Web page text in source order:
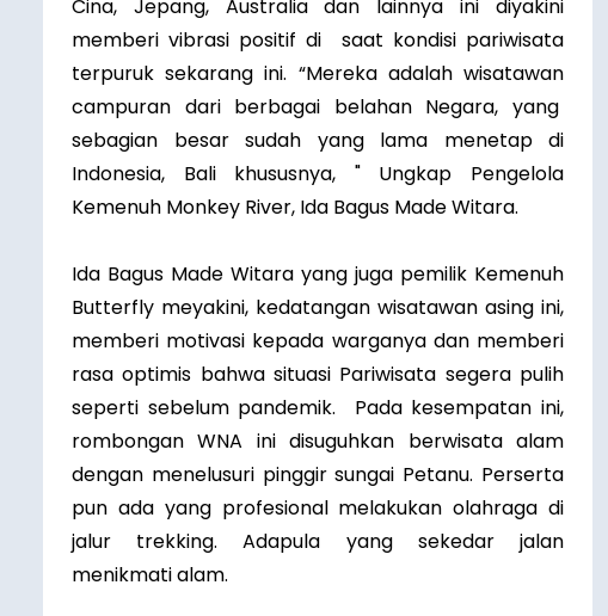
Cina, Jepang, Australia dan lainnya ini diyakini
memberi vibrasi positif di saat kondisi pariwisata
terpuruk sekarang ini. “Mereka adalah wisatawan
campuran dari berbagai belahan Negara, yang
sebagian besar sudah yang lama menetap di
Indonesia, Bali khususnya, " Ungkap Pengelola
Kemenuh Monkey River, Ida Bagus Made Witara.
Ida Bagus Made Witara yang juga pemilik Kemenuh
Butterfly meyakini, kedatangan wisatawan asing ini,
memberi motivasi kepada warganya dan memberi
rasa optimis bahwa situasi Pariwisata segera pulih
seperti sebelum pandemik. Pada kesempatan ini,
rombongan WNA ini disuguhkan berwisata alam
dengan menelusuri pinggir sungai Petanu. Perserta
pun ada yang profesional melakukan olahraga di
jalur trekking. Adapula yang sekedar jalan
menikmati alam.